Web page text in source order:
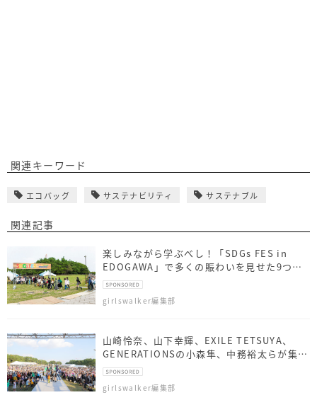
関連キーワード
エコバッグ サステナビリティ サステナブル
関連記事
楽しみながら学ぶべし！「SDGs FES in
EDOGAWA」で多くの賑わいを見せた9つの
体験型ブースとは？
girlswalker編集部
山崎怜奈、山下幸輝、EXILE TETSUYA、
GENERATIONSの小森隼、中務裕太らが集
結！江戸川区「誰一人孤独にならず、喜怒哀
楽が出せる区へ」
girlswalker編集部